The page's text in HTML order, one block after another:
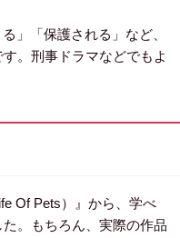
」「保護される」など、
。刑事ドラマなどでもよ
Of Pets）』から、学べ
。もちろん、実際の作品